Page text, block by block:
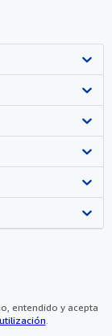
entendido y acepta